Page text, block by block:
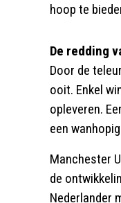
hoop te
De redding
Door de
ooit. Enkel
opleveren.
een
Manchester
de
Nederlander